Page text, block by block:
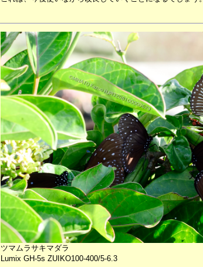
ツマムラサキマダラ
Lumix GH-5s ZUIKO100-400/5-6.3